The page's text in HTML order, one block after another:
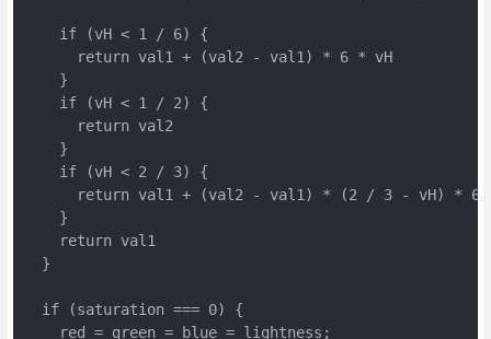
    if (vH < 1 / 6) {
      return val1 + (val2 - val1) * 6 * vH
    }
    if (vH < 1 / 2) {
      return val2
    }
    if (vH < 2 / 3) {
      return val1 + (val2 - val1) * (2 / 3 - vH) * 6
    }
    return val1
  }
  if (saturation === 0) {
    red = green = blue = lightness;